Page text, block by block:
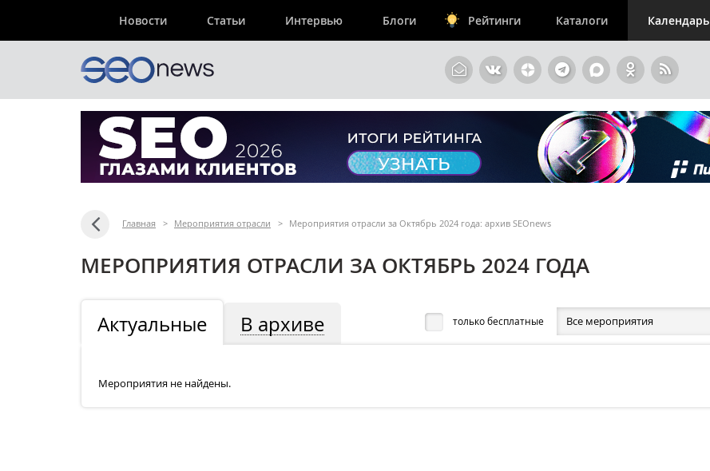
Новости Статьи Интервью Блоги Рейтинги Каталоги Календарь
Главная > Мероприятия отрасли > Мероприятия отрасли за Октябрь 2024 года: архив SEOnews
МЕРОПРИЯТИЯ ОТРАСЛИ ЗА ОКТЯБРЬ 2024 ГОДА
Актуальные В архиве только бесплатные Все мероприятия
Мероприятия не найдены.